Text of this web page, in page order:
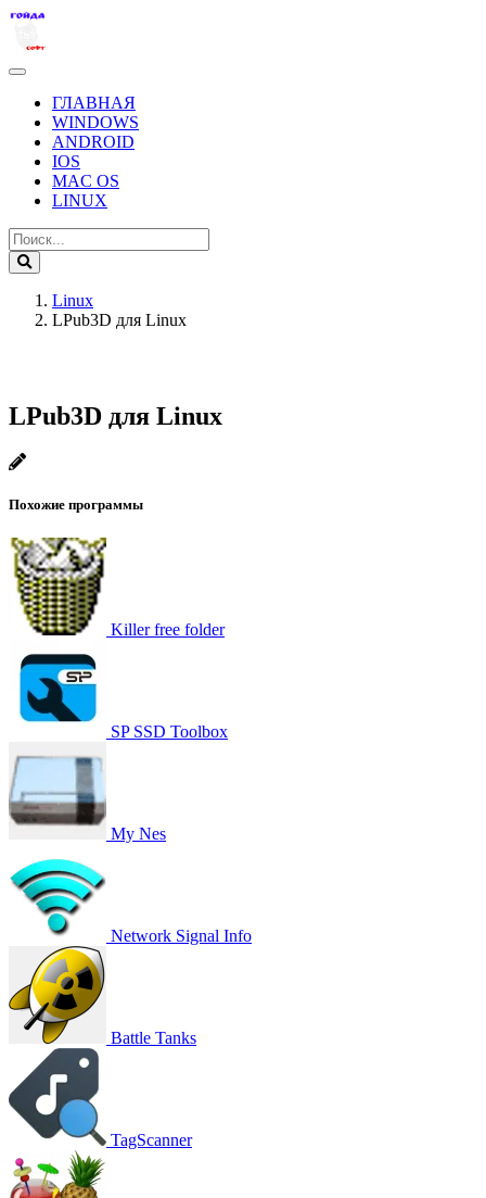
ГЛАВНАЯ
WINDOWS
ANDROID
IOS
MAC OS
LINUX
Linux
LPub3D для Linux
LPub3D для Linux
Похожие программы
Killer free folder
SP SSD Toolbox
My Nes
Network Signal Info
Battle Tanks
TagScanner